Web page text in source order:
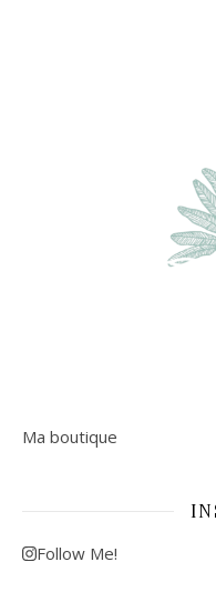
Ma boutique
Follow Me!